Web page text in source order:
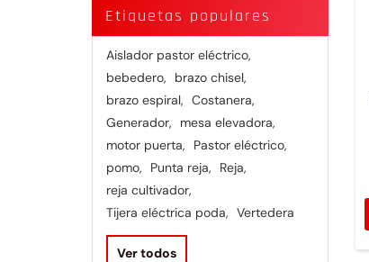
Etiquetas populares
Aislador pastor eléctrico,
bebedero, brazo chisel,
brazo espiral, Costanera,
Generador, mesa elevadora,
motor puerta, Pastor eléctrico,
pomo, Punta reja, Reja,
reja cultivador,
Tijera eléctrica poda, Vertedera
Ver todos